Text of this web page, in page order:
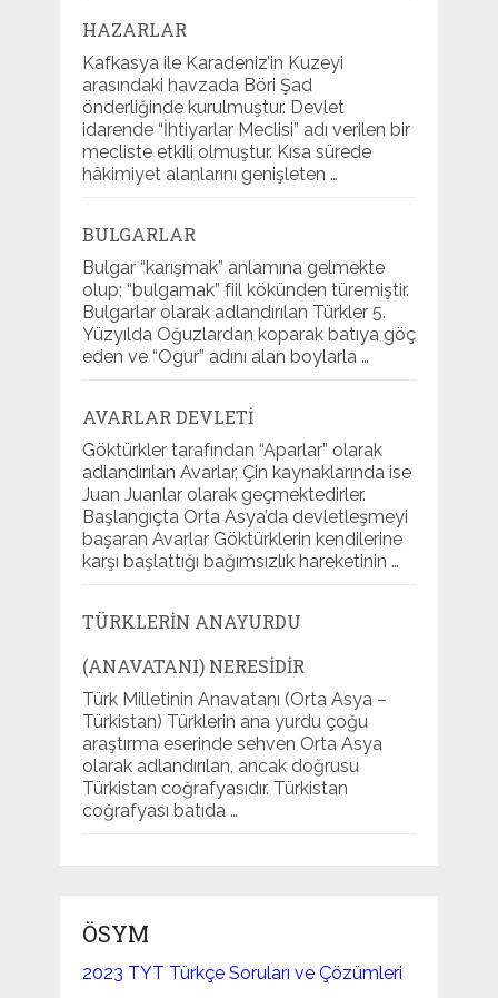
HAZARLAR
Kafkasya ile Karadeniz’in Kuzeyi
arasındaki havzada Böri Şad
önderliğinde kurulmuştur. Devlet
idarende “İhtiyarlar Meclisi” adı verilen bir
mecliste etkili olmuştur. Kısa sürede
hâkimiyet alanlarını genişleten …
BULGARLAR
Bulgar “karışmak” anlamına gelmekte
olup; “bulgamak” fiil kökünden türemiştir.
Bulgarlar olarak adlandırılan Türkler 5.
Yüzyılda Oğuzlardan koparak batıya göç
eden ve “Ogur” adını alan boylarla …
AVARLAR DEVLETI
Göktürkler tarafından “Aparlar” olarak
adlandırılan Avarlar, Çin kaynaklarında ise
Juan Juanlar olarak geçmektedirler.
Başlangıçta Orta Asya’da devletleşmeyi
başaran Avarlar Göktürklerin kendilerine
karşı başlattığı bağımsızlık hareketinin …
TÜRKLERIN ANAYURDU
(ANAVATANI) NERESIDIR
Türk Milletinin Anavatanı (Orta Asya –
Türkistan) Türklerin ana yurdu çoğu
araştırma eserinde sehven Orta Asya
olarak adlandırılan, ancak doğrusu
Türkistan coğrafyasıdır. Türkistan
coğrafyası batıda …
ÖSYM
2023 TYT Türkçe Soruları ve Çözümleri